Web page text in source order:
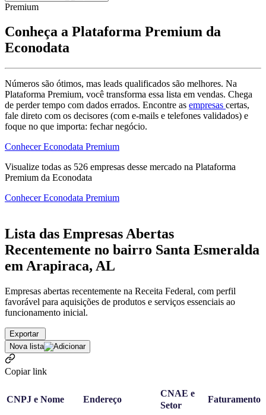
Premium
Conheça a Plataforma Premium da
Econodata
Números são ótimos, mas leads qualificados são melhores. Na
Plataforma Premium, você transforma essa lista em vendas. Chega
de perder tempo com dados errados. Encontre as empresas certas,
fale direto com os decisores (com e-mails e telefones validados) e
foque no que importa: fechar negócio.
Conhecer Econodata Premium
Visualize todas as 526 empresas desse mercado na Plataforma
Premium da Econodata
Conhecer Econodata Premium
Lista das Empresas Abertas
Recentemente no bairro Santa Esmeralda
em Arapiraca, AL
Empresas abertas recentemente na Receita Federal, com perfil
favorável para aquisições de produtos e serviços essenciais ao
funcionamento inicial.
Exportar
Nova lista
Copiar link
CNPJ e Nome Endereço
CNAE e
Setor
Faturamento